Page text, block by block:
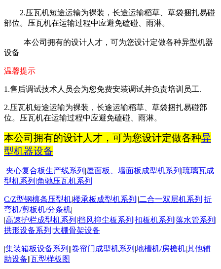
2.压瓦机短途运输为裸装，长途运输稻草、草袋捆扎易碰
部位。压瓦机在运输过程中应避免磕碰、雨淋。
本公司拥有的设计人才，可为您设计定做各种异型机器
设备
温馨提示
1.售后调试技术人员会为您免费安装调试并负责培训员工.
2.压瓦机短途运输为裸装，长途运输稻草、草袋捆扎易碰部
位。压瓦机在运输过程中应避免磕碰、雨淋。
本公司拥有的设计人才，可为您设计定做各种异
型机器设备
夹心复合板生产线系列 |屋面板 、墙面板成型机系列 |琉璃瓦成
型机系列 |角驰压瓦机系列
C/Z型钢檩条压型机|楼承板成型机系列 ||二合一双层机系列 |折
弯机/剪板机/分条机|
|高速护栏成型机系列 |挡风抑尘板系列 |扣板机系列 |落水管系列 |
拱形设备系列 |大棚骨架设备
|集装箱板设备系列 ||卷帘门成型机系列 |地槽机/房檐机|其他辅
助设备||瓦型样板图